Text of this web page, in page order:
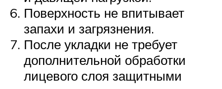
Поверхность не впитывает
запахи и загрязнения.
После укладки не требует
дополнительной обработки
лицевого слоя защитными